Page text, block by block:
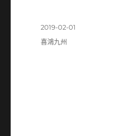
發
佈
2019-02-01
分
喜鴻九州